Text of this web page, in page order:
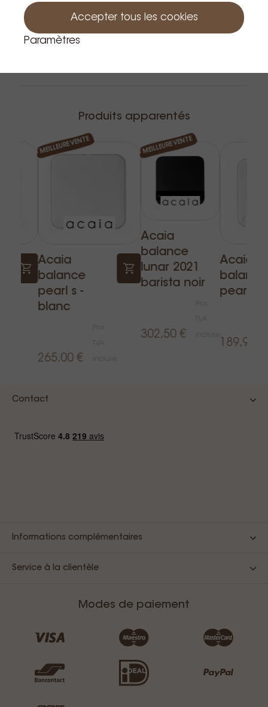
Produits apparentés
MEILLEURE VENTE
Acaia
balance
pearl s -
blanc
265,00 €
MEILLEURE VENTE
Acaia
balance
lunar 2021
barista noir
302,50 €
Acaia
balance
pearl
189,99 €
Contact
Informations complémentaires
Service à la clientèle
Modes de paiement
Accepter tous les cookies
Paramètres